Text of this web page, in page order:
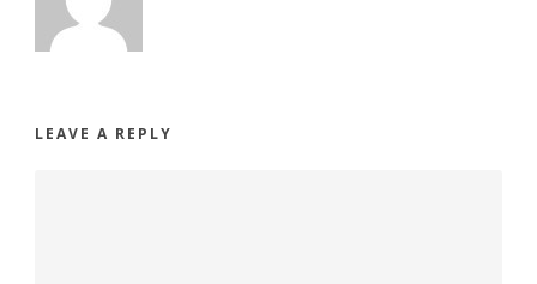
LEAVE A REPLY